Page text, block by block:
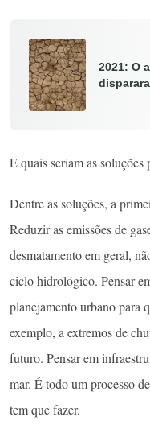
2021: O
E quais seriam as
Dentre as soluções, a
Reduzir as emissões de
desmatamento em geral,
ciclo hidrológico. Pensar
planejamento urbano para
exemplo, a extremos de
futuro. Pensar em
mar. É todo um processo
tem que fazer.